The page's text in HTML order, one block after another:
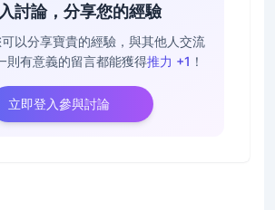
討論，分享您的經驗
以分享寶貴的經驗，與其他人交流
則有意義的留言都能獲得推力 +1 ！
立即登入參與討論